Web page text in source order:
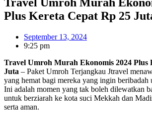
Plus Kereta Cepat Rp 25
September 13, 2024
9:25 pm
Travel Umroh Murah Ekonomis 2024 Plus
Juta – Paket Umroh Terjangkau Jtravel
yang hemat bagi mereka yang ingin beribadah
Ini adalah momen yang tak boleh dilewatkan
untuk berziarah ke kota suci Mekkah dan
serta aman.